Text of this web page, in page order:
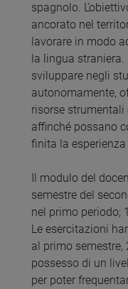
spagnolo.
ancorato nel
lavorare in modo
la lingua
sviluppare negli
autonomamente,
risorse
affinché possano
finita la
Il modulo del
semestre del
nel primo periodo;
Le esercitazioni
al primo semestre,
possesso di un
per poter